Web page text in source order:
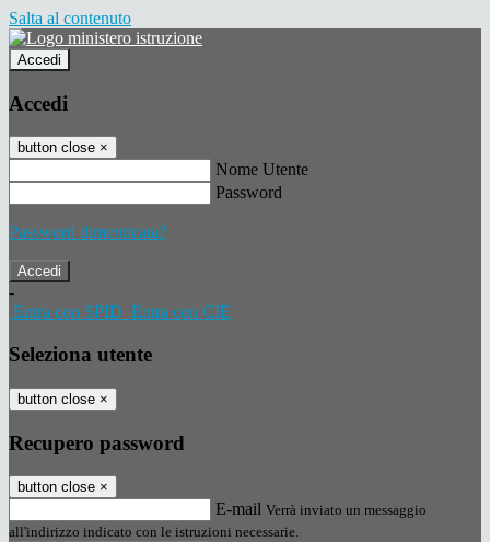
Salta al contenuto
Accedi
Accedi
button close ×
Nome Utente
Password
Password dimenticata?
-
Entra con SPID Entra con CIE
Seleziona utente
button close ×
Recupero password
button close ×
E-mail Verrà inviato un messaggio
all'indirizzo indicato con le istruzioni necessarie.